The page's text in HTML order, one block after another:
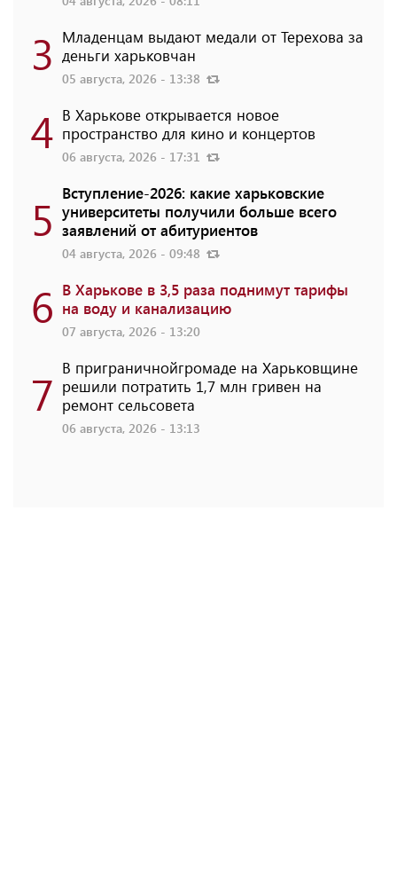
3 Младенцам выдают медали от Терехова за
деньги харьковчан
05 августа, 2026 - 13:38
4 В Харькове открывается новое
пространство для кино и концертов
06 августа, 2026 - 17:31
5 Вступление-2026: какие харьковские
университеты получили больше всего
заявлений от абитуриентов
04 августа, 2026 - 09:48
6 В Харькове в 3,5 раза поднимут тарифы
на воду и канализацию
07 августа, 2026 - 13:20
7 В приграничнойгромаде на Харьковщине
решили потратить 1,7 млн ​​гривен на
ремонт сельсовета
06 августа, 2026 - 13:13